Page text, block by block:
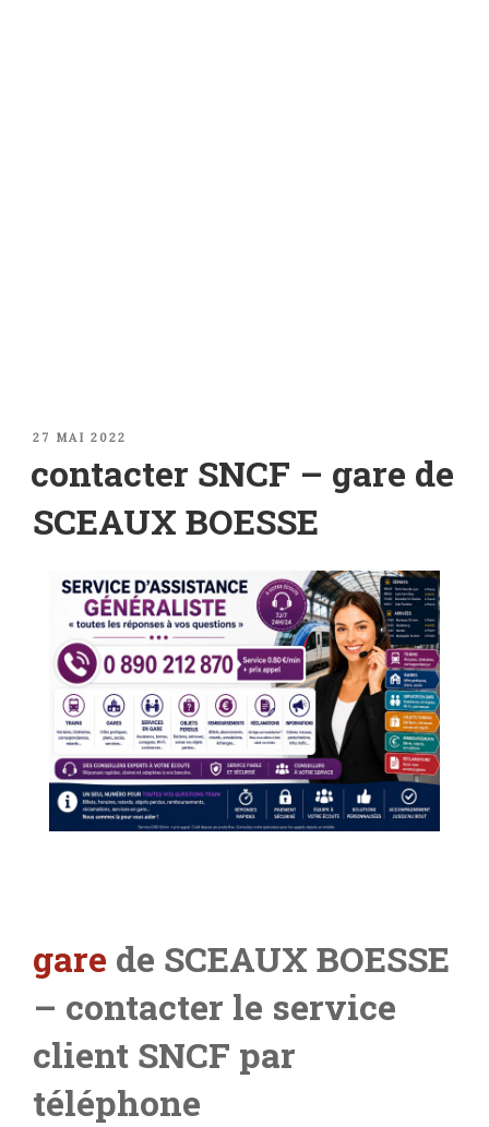
PUBLIÉ
27 MAI 2022
contacter SNCF – gare de
SCEAUX BOESSE
gare de SCEAUX BOESSE
– contacter le service
client SNCF par
téléphone